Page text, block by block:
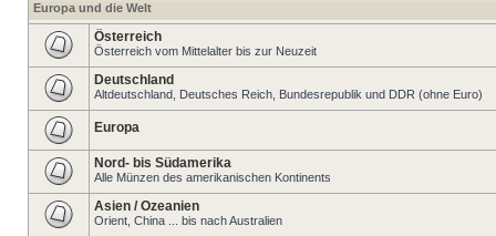
Europa und die Welt
Österreich
Österreich vom Mittelalter bis zur Neuzeit
Deutschland
Altdeutschland, Deutsches Reich, Bundesrepublik und DDR (ohne Euro)
Europa
Nord- bis Südamerika
Alle Münzen des amerikanischen Kontinents
Asien / Ozeanien
Orient, China ... bis nach Australien